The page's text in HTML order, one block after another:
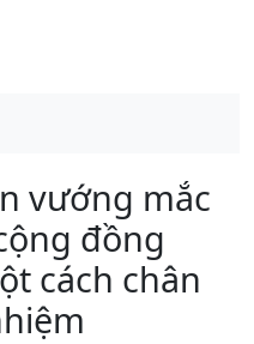
vướng mắc
đồng
cách chân